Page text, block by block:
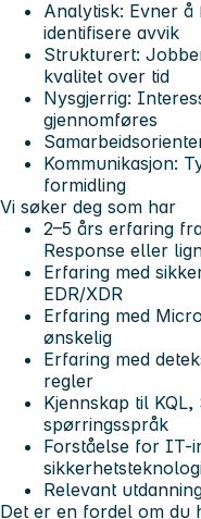
Analytisk: Evner å
identifisere avvik
Strukturert:
kvalitet over tid
Nysgjerrig:
gjennomføres
Kommunikasjon:
formidling
Vi søker deg som har
2–5 års erfaring
Response eller
Erfaring med
EDR/XDR
Erfaring med
ønskelig
Erfaring med
regler
Kjennskap til
spørringsspråk
Forståelse for IT-
Relevant
Det er en fordel om du